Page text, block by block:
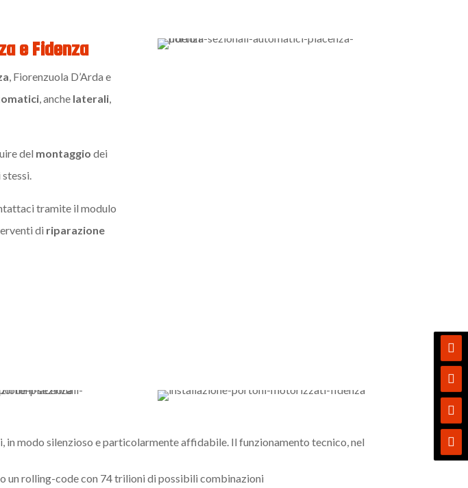
e Fidenza
, Fiorenzuola D’Arda e
, anche laterali
del montaggio dei
tramite il modulo
di riparazione
in modo silenzioso e particolarmente affidabile. Il funzionamento tecnico, nel
un rolling-code con 74 trilioni di possibili combinazioni



